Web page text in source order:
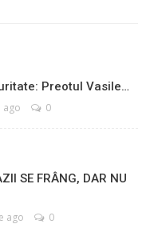
Preotul Vasile…
ago 0
SE FRÂNG, DAR NU
ago 0